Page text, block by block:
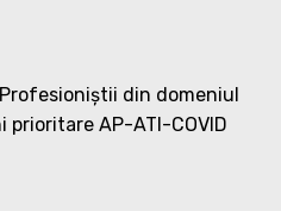
din domeniul
prioritare AP-ATI-COVID